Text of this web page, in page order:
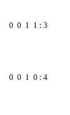
0 0 1 1 : 3
0 0 1 0 : 4